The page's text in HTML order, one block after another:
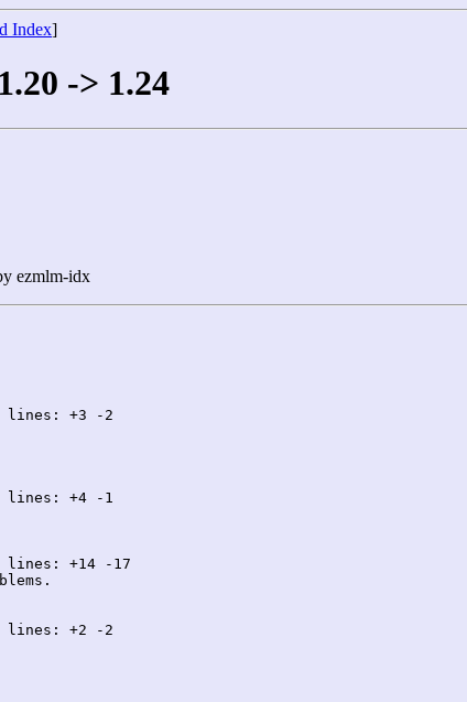
Index]
-> 1.24
ezmlm-idx
lines: +3 -2
lines: +4 -1
lines: +14 -17
lines: +2 -2